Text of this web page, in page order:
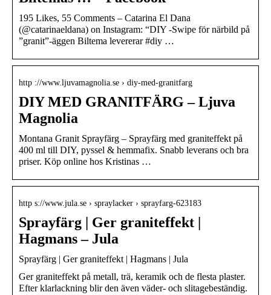
195 Likes, 55 Comments – Catarina El Dana
(@catarinaeldana) on Instagram: “DIY -Swipe för närbild på
”granit”-äggen Biltema levererar #diy …
http ://www.ljuvamagnolia.se › diy-med-granitfarg
DIY MED GRANITFÄRG – Ljuva
Magnolia
Montana Granit Sprayfärg – Sprayfärg med graniteffekt på
400 ml till DIY, pyssel & hemmafix. Snabb leverans och bra
priser. Köp online hos Kristinas …
http s://www.jula.se › spraylacker › sprayfarg-623183
Sprayfärg | Ger graniteffekt |
Hagmans – Jula
Sprayfärg | Ger graniteffekt | Hagmans | Jula
Ger graniteffekt på metall, trä, keramik och de flesta plaster.
Efter klarlackning blir den även väder- och slitagebeständig.